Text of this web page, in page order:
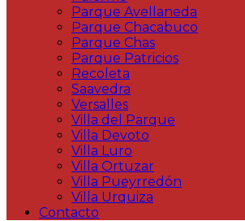
Parque Avellaneda
Parque Chacabuco
Parque Chas
Parque Patricios
Recoleta
Saavedra
Versalles
Villa del Parque
Villa Devoto
Villa Luro
Villa Ortuzar
Villa Pueyrredón
Villa Urquiza
Contacto